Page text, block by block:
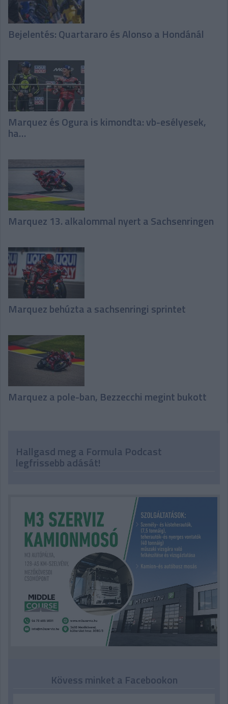
Bejelentés: Quartararo és Alonso a Hondánál
Marquez és Ogura is kimondta: vb-esélyesek,
ha…
Marquez 13. alkalommal nyert a Sachsenringen
Marquez behúzta a sachsenringi sprintet
Marquez a pole-ban, Bezzecchi megint bukott
Hallgasd meg a Formula Podcast
legfrissebb adását!
Kövess minket a Facebookon